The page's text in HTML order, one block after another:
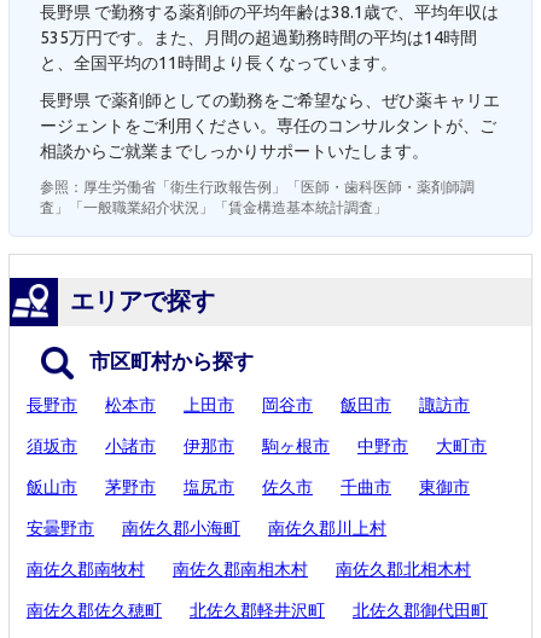
長野県 で勤務する薬剤師の平均年齢は38.1歳で、平均年収は
535万円です。また、月間の超過勤務時間の平均は14時間
と、全国平均の11時間より長くなっています。
長野県 で薬剤師としての勤務をご希望なら、ぜひ薬キャリエ
ージェントをご利用ください。専任のコンサルタントが、ご
相談からご就業までしっかりサポートいたします。
参照：厚生労働省「衛生行政報告例」「医師・歯科医師・薬剤師調
査」「一般職業紹介状況」「賃金構造基本統計調査」
エリアで探す
市区町村から探す
長野市 松本市 上田市 岡谷市 飯田市 諏訪市
須坂市 小諸市 伊那市 駒ヶ根市 中野市 大町市
飯山市 茅野市 塩尻市 佐久市 千曲市 東御市
安曇野市 南佐久郡小海町 南佐久郡川上村
南佐久郡南牧村 南佐久郡南相木村 南佐久郡北相木村
南佐久郡佐久穂町 北佐久郡軽井沢町 北佐久郡御代田町